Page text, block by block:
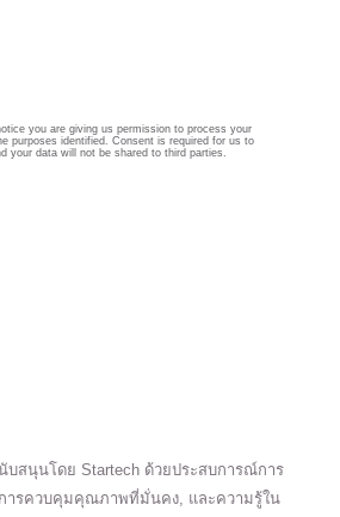
บสนุนโดย Startech ด้วยประสบการณ์การ
ารควบคุมคุณภาพที่มั่นคง, และความรู้ใน